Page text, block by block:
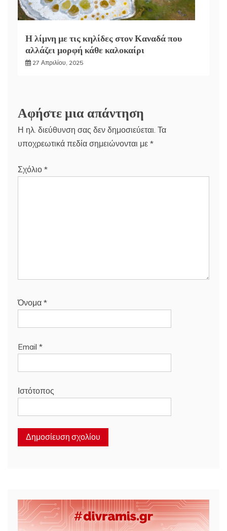
Η λίμνη με τις κηλίδες στον Καναδά που
αλλάζει μορφή κάθε καλοκαίρι
27 Απριλίου, 2025
Αφήστε μια απάντηση
Η ηλ. διεύθυνση σας δεν δημοσιεύεται. Τα
υποχρεωτικά πεδία σημειώνονται με *
Σχόλιο *
Όνομα *
Email *
Ιστότοπος